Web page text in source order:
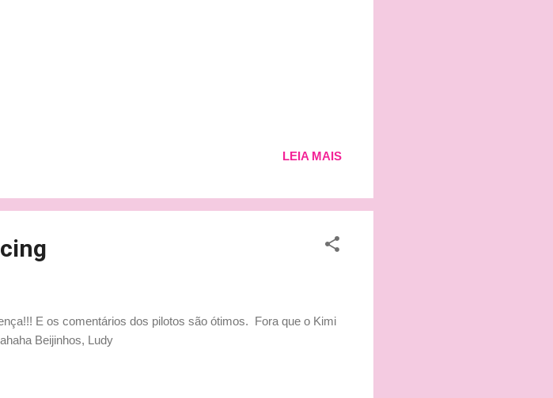
LEIA MAIS
E os comentários dos pilotos são ótimos. Fora que o Kimi
Beijinhos, Ludy